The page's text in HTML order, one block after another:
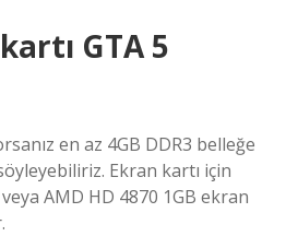
GTA 5
en az 4GB DDR3 belleğe
Ekran kartı için
AMD HD 4870 1GB ekran